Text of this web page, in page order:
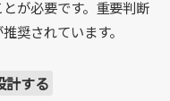
が必要です。重要判断
奨されています。
計する